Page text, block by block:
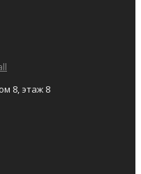
8, этаж 8